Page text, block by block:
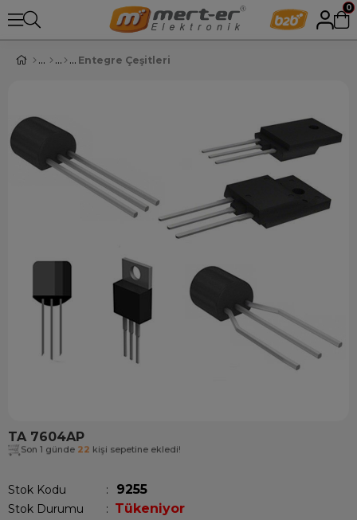
0
Entegre Çeşitleri
TA 7604AP
Son 1 günde 22 kişi sepetine ekledi!
Stok Kodu 9255
Stok Durumu : Tükeniyor